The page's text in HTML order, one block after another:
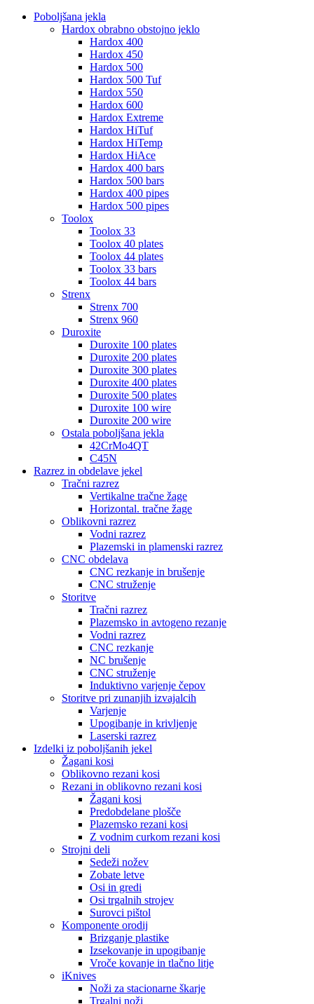
Poboljšana jekla
Hardox obrabno obstojno jeklo
Hardox 400
Hardox 450
Hardox 500
Hardox 500 Tuf
Hardox 550
Hardox 600
Hardox Extreme
Hardox HiTuf
Hardox HiTemp
Hardox HiAce
Hardox 400 bars
Hardox 500 bars
Hardox 400 pipes
Hardox 500 pipes
Toolox
Toolox 33
Toolox 40 plates
Toolox 44 plates
Toolox 33 bars
Toolox 44 bars
Strenx
Strenx 700
Strenx 960
Duroxite
Duroxite 100 plates
Duroxite 200 plates
Duroxite 300 plates
Duroxite 400 plates
Duroxite 500 plates
Duroxite 100 wire
Duroxite 200 wire
Ostala poboljšana jekla
42CrMo4QT
C45N
Razrez in obdelave jekel
Tračni razrez
Vertikalne tračne žage
Horizontal. tračne žage
Oblikovni razrez
Vodni razrez
Plazemski in plamenski razrez
CNC obdelava
CNC rezkanje in brušenje
CNC struženje
Storitve
Tračni razrez
Plazemsko in avtogeno rezanje
Vodni razrez
CNC rezkanje
NC brušenje
CNC struženje
Induktivno varjenje čepov
Storitve pri zunanjih izvajalcih
Varjenje
Upogibanje in krivljenje
Laserski razrez
Izdelki iz poboljšanih jekel
Žagani kosi
Oblikovno rezani kosi
Rezani in oblikovno rezani kosi
Žagani kosi
Predobdelane plošče
Plazemsko rezani kosi
Z vodnim curkom rezani kosi
Strojni deli
Sedeži nožev
Zobate letve
Osi in gredi
Osi trgalnih strojev
Surovci pištol
Komponente orodij
Brizganje plastike
Izsekovanje in upogibanje
Vroče kovanje in tlačno litje
iKnives
Noži za stacionarne škarje
Trgalni noži